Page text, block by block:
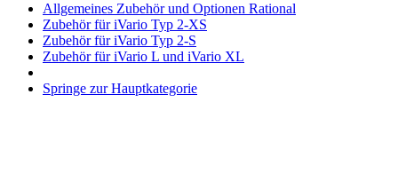
Allgemeines Zubehör und Optionen Rational
Zubehör für iVario Typ 2-XS
Zubehör für iVario Typ 2-S
Zubehör für iVario L und iVario XL
Springe zur Hauptkategorie